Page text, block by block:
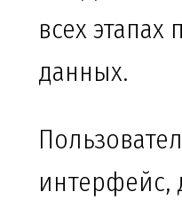
всех этапах
данных.
интерфейс,